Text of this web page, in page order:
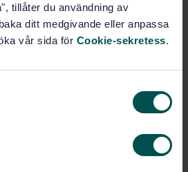
tillåter du användning av
ditt medgivande eller anpassa
vår sida för Cookie-sekretess.
committees